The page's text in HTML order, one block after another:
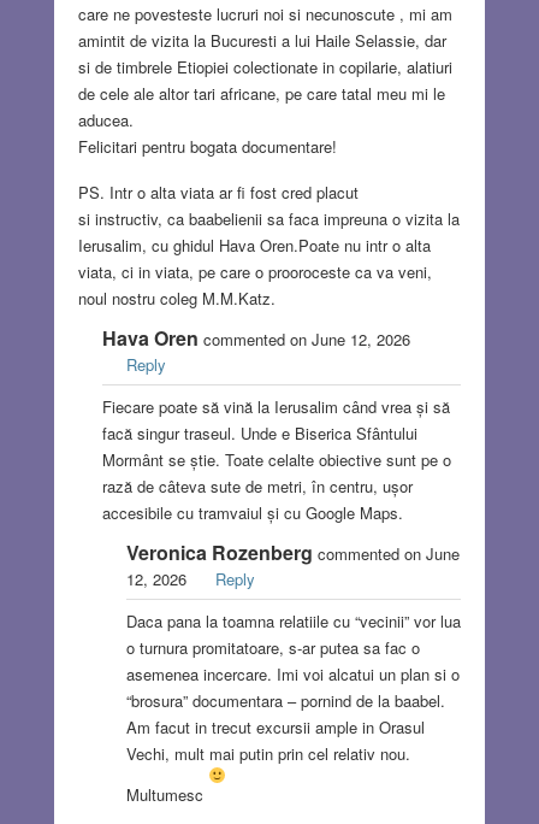
care ne povesteste lucruri noi si necunoscute , mi am
amintit de vizita la Bucuresti a lui Haile Selassie, dar
si de timbrele Etiopiei colectionate in copilarie, alatiuri
de cele ale altor tari africane, pe care tatal meu mi le
aducea.
Felicitari pentru bogata documentare!
PS. Intr o alta viata ar fi fost cred placut
si instructiv, ca baabelienii sa faca impreuna o vizita la
Ierusalim, cu ghidul Hava Oren.Poate nu intr o alta
viata, ci in viata, pe care o prooroceste ca va veni,
noul nostru coleg M.M.Katz.
Hava Oren commented on June 12, 2026
Reply
Fiecare poate să vină la Ierusalim când vrea și să
facă singur traseul. Unde e Biserica Sfântului
Mormânt se știe. Toate celalte obiective sunt pe o
rază de câteva sute de metri, în centru, ușor
accesibile cu tramvaiul și cu Google Maps.
Veronica Rozenberg commented on June
12, 2026
Reply
Daca pana la toamna relatiile cu “vecinii” vor lua
o turnura promitatoare, s-ar putea sa fac o
asemenea incercare. Imi voi alcatui un plan si o
“brosura” documentara – pornind de la baabel.
Am facut in trecut excursii ample in Orasul
Vechi, mult mai putin prin cel relativ nou.
Multumesc